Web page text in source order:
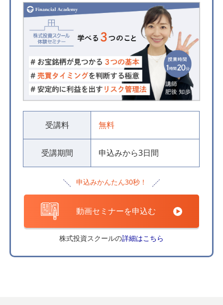
受講料 無料
受講期間 申込みから3日間
申込みかんたん30秒！
動画セミナーを申込む
株式投資スクールの詳細はこちら